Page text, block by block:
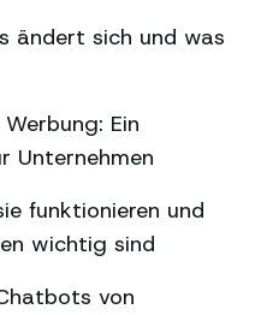
ändert sich und was
Ein
Unternehmen
funktionieren und
wichtig sind
von